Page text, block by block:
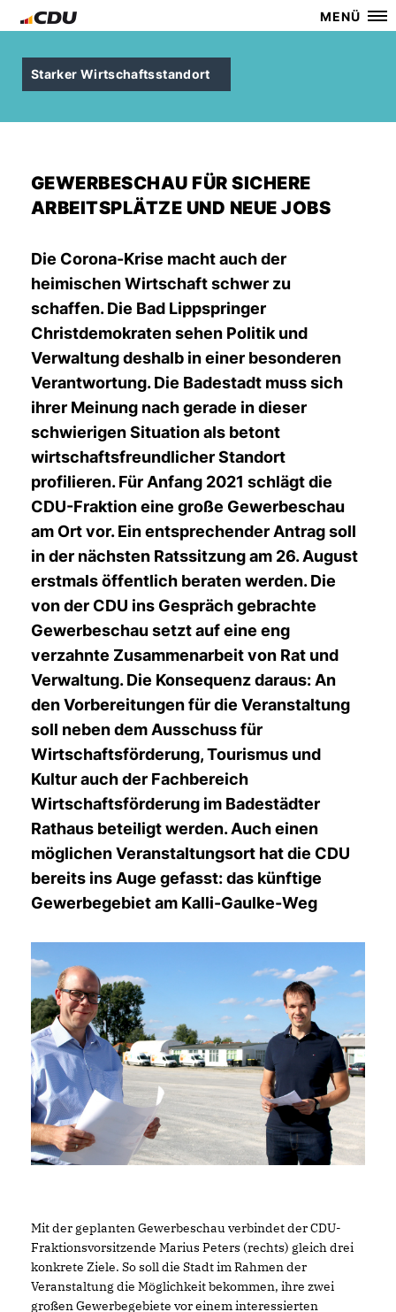
MENÜ
Starker Wirtschaftsstandort
GEWERBESCHAU FÜR SICHERE
ARBEITSPLÄTZE UND NEUE JOBS
Die Corona-Krise macht auch der
heimischen Wirtschaft schwer zu
schaffen. Die Bad Lippspringer
Christdemokraten sehen Politik und
Verwaltung deshalb in einer besonderen
Verantwortung. Die Badestadt muss sich
ihrer Meinung nach gerade in dieser
schwierigen Situation als betont
wirtschaftsfreundlicher Standort
profilieren. Für Anfang 2021 schlägt die
CDU-Fraktion eine große Gewerbeschau
am Ort vor. Ein entsprechender Antrag soll
in der nächsten Ratssitzung am 26. August
erstmals öffentlich beraten werden. Die
von der CDU ins Gespräch gebrachte
Gewerbeschau setzt auf eine eng
verzahnte Zusammenarbeit von Rat und
Verwaltung. Die Konsequenz daraus: An
den Vorbereitungen für die Veranstaltung
soll neben dem Ausschuss für
Wirtschaftsförderung, Tourismus und
Kultur auch der Fachbereich
Wirtschaftsförderung im Badestädter
Rathaus beteiligt werden. Auch einen
möglichen Veranstaltungsort hat die CDU
bereits ins Auge gefasst: das künftige
Gewerbegebiet am Kalli-Gaulke-Weg
Mit der geplanten Gewerbeschau verbindet der CDU-
Fraktionsvorsitzende Marius Peters (rechts) gleich drei
konkrete Ziele. So soll die Stadt im Rahmen der
Veranstaltung die Möglichkeit bekommen, ihre zwei
großen Gewerbegebiete vor einem interessierten